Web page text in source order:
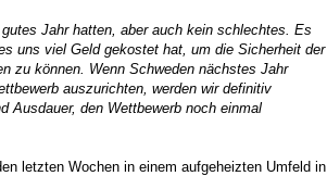
Jahr hatten, aber auch kein schlechtes. Es
uns viel Geld gekostet hat, um die Sicherheit der
zu können. Wenn Schweden nächstes Jahr
auszurichten, werden wir definitiv
Ausdauer, den Wettbewerb noch einmal
letzten Wochen in einem aufgeheizten Umfeld in